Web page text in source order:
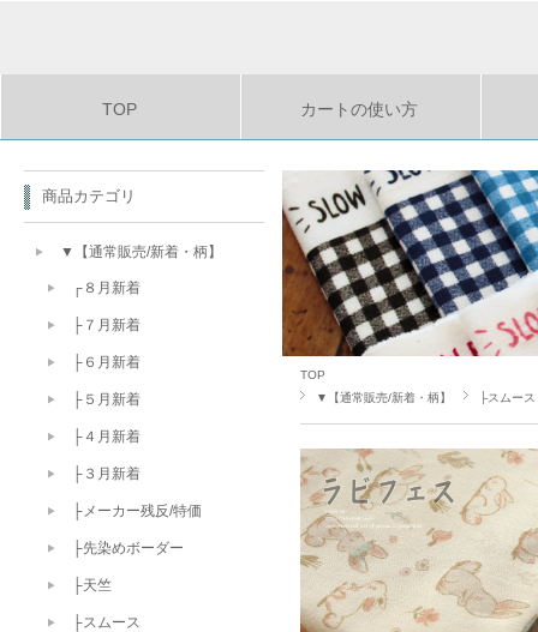
TOP カートの使い方
TOP
▼【通常販売/新着・柄】
├スムース
商品カテゴリ
▼【通常販売/新着・柄】
┌８月新着
├７月新着
├６月新着
├５月新着
├４月新着
├３月新着
├メーカー残反/特価
├先染めボーダー
├天竺
├スムース